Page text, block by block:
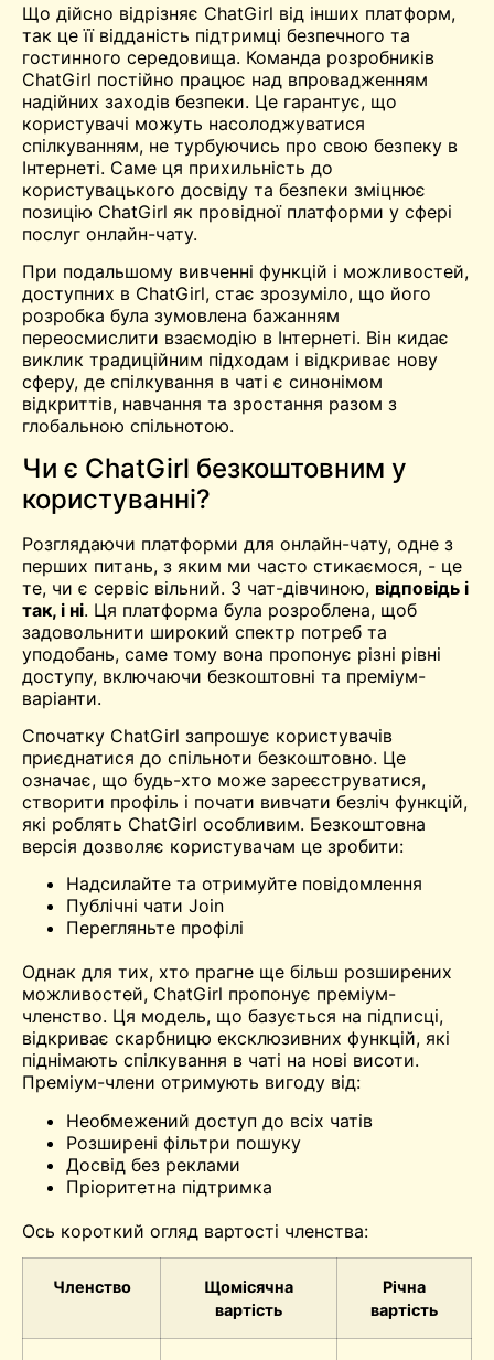
Що дійсно відрізняє ChatGirl від інших платформ,
так це її відданість підтримці безпечного та
гостинного середовища. Команда розробників
ChatGirl постійно працює над впровадженням
надійних заходів безпеки. Це гарантує, що
користувачі можуть насолоджуватися
спілкуванням, не турбуючись про свою безпеку в
Інтернеті. Саме ця прихильність до
користувацького досвіду та безпеки зміцнює
позицію ChatGirl як провідної платформи у сфері
послуг онлайн-чату.
При подальшому вивченні функцій і можливостей,
доступних в ChatGirl, стає зрозуміло, що його
розробка була зумовлена бажанням
переосмислити взаємодію в Інтернеті. Він кидає
виклик традиційним підходам і відкриває нову
сферу, де спілкування в чаті є синонімом
відкриттів, навчання та зростання разом з
глобальною спільнотою.
Чи є ChatGirl безкоштовним у
користуванні?
Розглядаючи платформи для онлайн-чату, одне з
перших питань, з яким ми часто стикаємося, - це
те, чи є сервіс вільний. З чат-дівчиною, відповідь і
так, і ні. Ця платформа була розроблена, щоб
задовольнити широкий спектр потреб та
уподобань, саме тому вона пропонує різні рівні
доступу, включаючи безкоштовні та преміум-
варіанти.
Спочатку ChatGirl запрошує користувачів
приєднатися до спільноти безкоштовно. Це
означає, що будь-хто може зареєструватися,
створити профіль і почати вивчати безліч функцій,
які роблять ChatGirl особливим. Безкоштовна
версія дозволяє користувачам це зробити:
Надсилайте та отримуйте повідомлення
Публічні чати Join
Перегляньте профілі
Однак для тих, хто прагне ще більш розширених
можливостей, ChatGirl пропонує преміум-
членство. Ця модель, що базується на підписці,
відкриває скарбницю ексклюзивних функцій, які
піднімають спілкування в чаті на нові висоти.
Преміум-члени отримують вигоду від:
Необмежений доступ до всіх чатів
Розширені фільтри пошуку
Досвід без реклами
Пріоритетна підтримка
Ось короткий огляд вартості членства:
Членство
Щомісячна
вартість
Річна
вартість